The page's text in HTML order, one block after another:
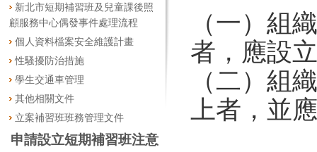
新北市短期補習班及兒童課後照
顧服務中心偶發事件處理流程
個人資料檔案安全維護計畫
性騷擾防治措施
學生交通車管理
其他相關文件
立案補習班班務管理文件
申請設立短期補習班注意
（一）組
者，應設
（二）組
上者，並